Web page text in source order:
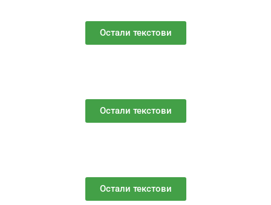
Остали текстови
Остали текстови
Остали текстови